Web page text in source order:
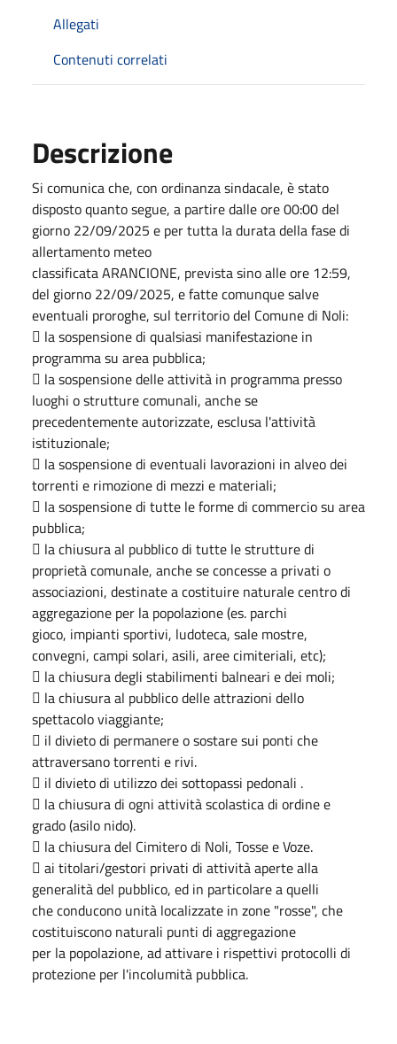
Allegati
Contenuti correlati
Descrizione
Si comunica che, con ordinanza sindacale, è stato
disposto quanto segue, a partire dalle ore 00:00 del
giorno 22/09/2025 e per tutta la durata della fase di
allertamento meteo
classificata ARANCIONE, prevista sino alle ore 12:59,
del giorno 22/09/2025, e fatte comunque salve
eventuali proroghe, sul territorio del Comune di Noli:
 la sospensione di qualsiasi manifestazione in
programma su area pubblica;
 la sospensione delle attività in programma presso
luoghi o strutture comunali, anche se
precedentemente autorizzate, esclusa l'attività
istituzionale;
 la sospensione di eventuali lavorazioni in alveo dei
torrenti e rimozione di mezzi e materiali;
 la sospensione di tutte le forme di commercio su area
pubblica;
 la chiusura al pubblico di tutte le strutture di
proprietà comunale, anche se concesse a privati o
associazioni, destinate a costituire naturale centro di
aggregazione per la popolazione (es. parchi
gioco, impianti sportivi, ludoteca, sale mostre,
convegni, campi solari, asili, aree cimiteriali, etc);
 la chiusura degli stabilimenti balneari e dei moli;
 la chiusura al pubblico delle attrazioni dello
spettacolo viaggiante;
 il divieto di permanere o sostare sui ponti che
attraversano torrenti e rivi.
 il divieto di utilizzo dei sottopassi pedonali .
 la chiusura di ogni attività scolastica di ordine e
grado (asilo nido).
 la chiusura del Cimitero di Noli, Tosse e Voze.
 ai titolari/gestori privati di attività aperte alla
generalità del pubblico, ed in particolare a quelli
che conducono unità localizzate in zone "rosse", che
costituiscono naturali punti di aggregazione
per la popolazione, ad attivare i rispettivi protocolli di
protezione per l'incolumità pubblica.